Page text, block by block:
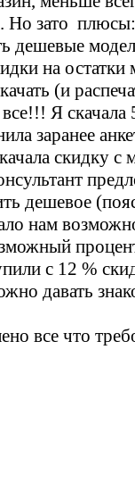
Но зато
дешевые
на остатки
(и
Я скачала
заранее
скидку с
дешевое
нам
с 12 %
давать
все что